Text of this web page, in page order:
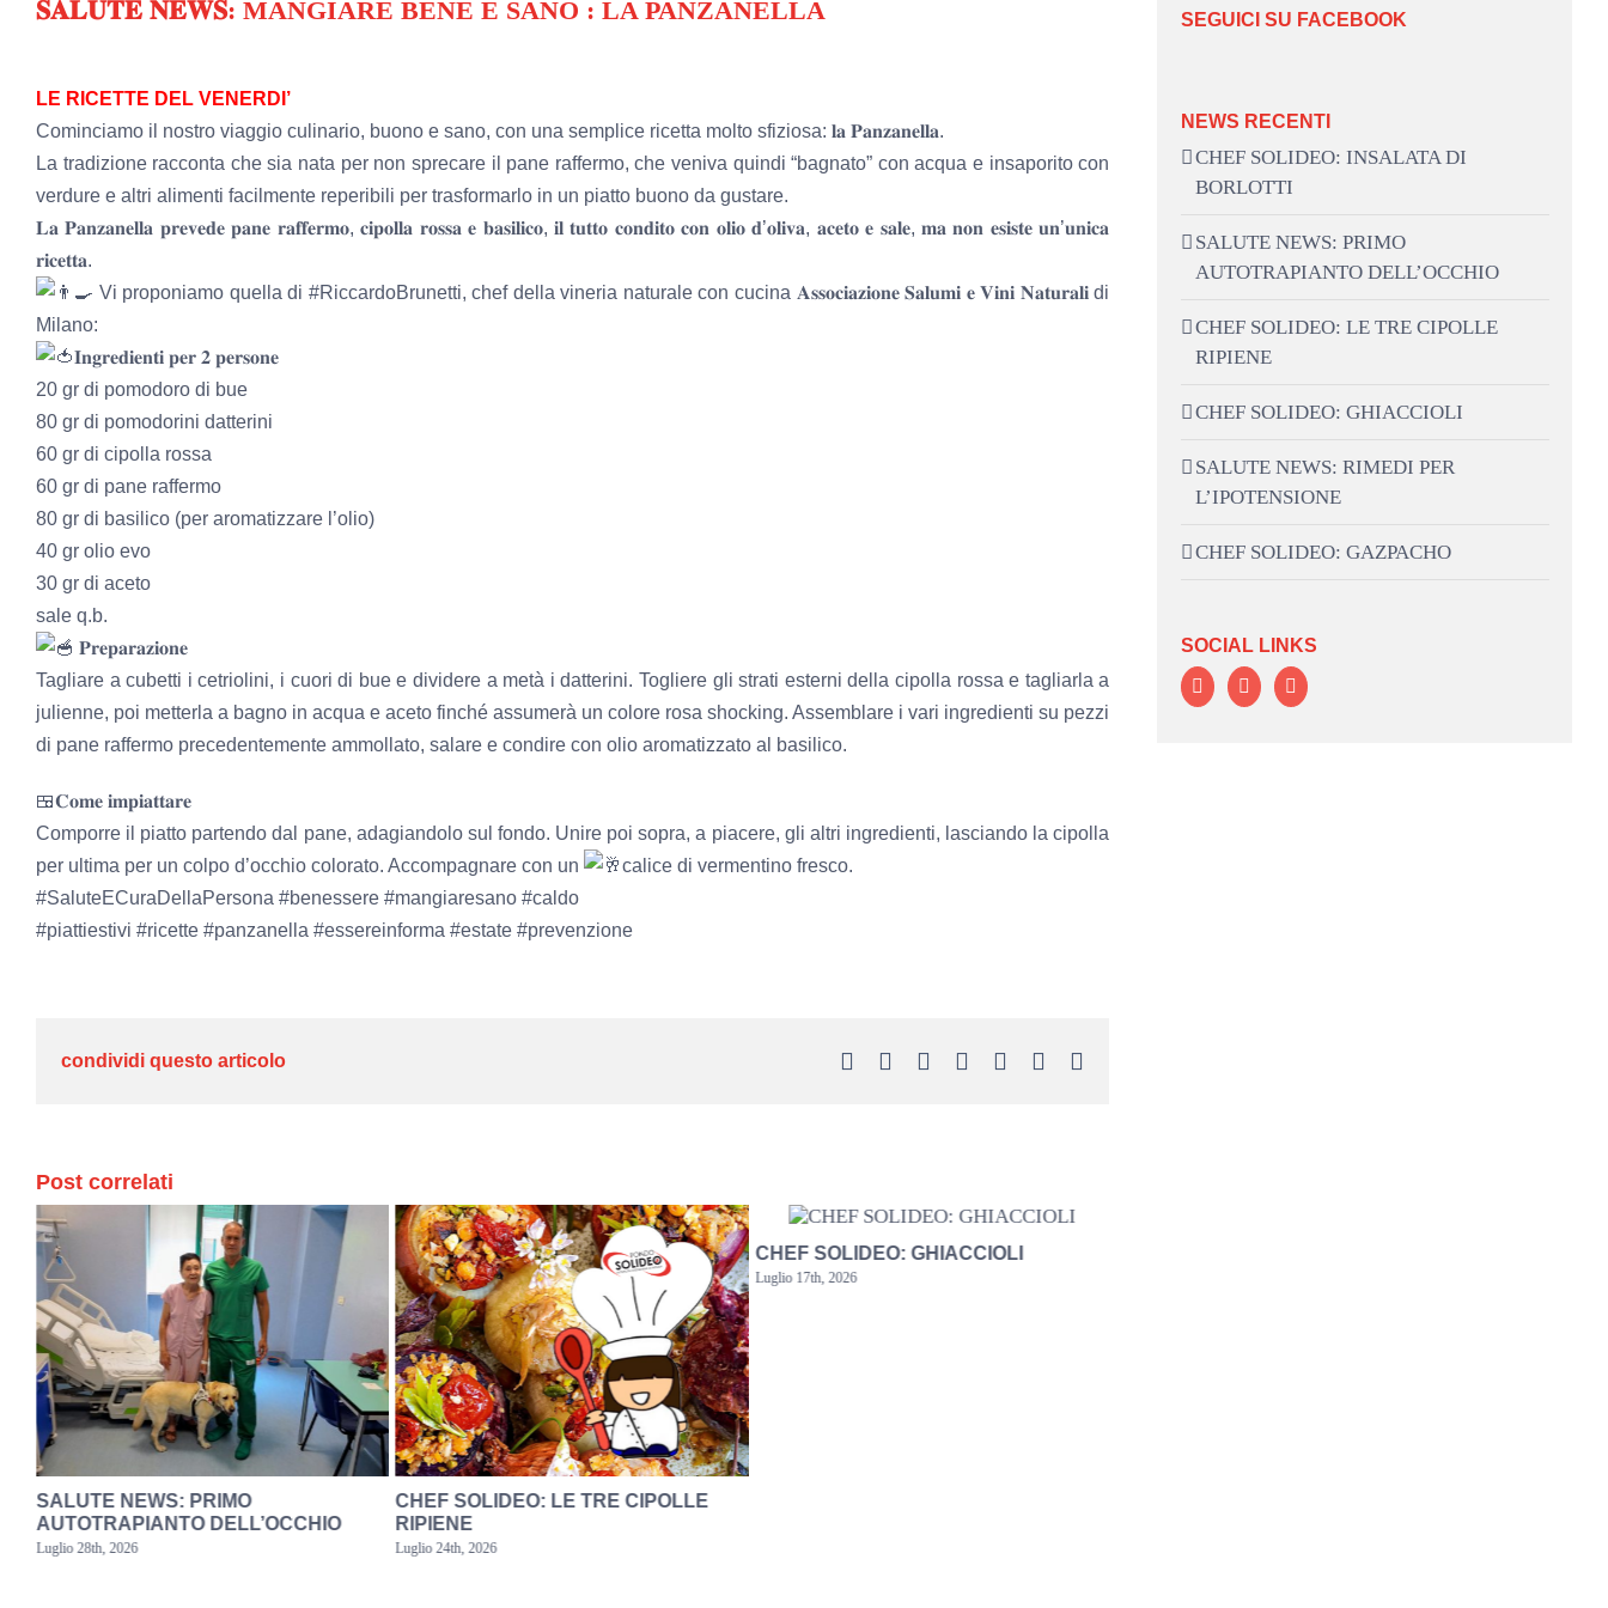
𝐒𝐀𝐋𝐔𝐓𝐄 𝐍𝐄𝐖𝐒: MANGIARE BENE E SANO : LA PANZANELLA
LE RICETTE DEL VENERDI’
Cominciamo il nostro viaggio culinario, buono e sano, con una semplice ricetta molto sfiziosa: 𝐥𝐚 𝐏𝐚𝐧𝐳𝐚𝐧𝐞𝐥𝐥𝐚.
La tradizione racconta che sia nata per non sprecare il pane raffermo, che veniva quindi “bagnato” con acqua e insaporito con
verdure e altri alimenti facilmente reperibili per trasformarlo in un piatto buono da gustare.
𝐋𝐚 𝐏𝐚𝐧𝐳𝐚𝐧𝐞𝐥𝐥𝐚 𝐩𝐫𝐞𝐯𝐞𝐝𝐞 𝐩𝐚𝐧𝐞 𝐫𝐚𝐟𝐟𝐞𝐫𝐦𝐨, 𝐜𝐢𝐩𝐨𝐥𝐥𝐚 𝐫𝐨𝐬𝐬𝐚 𝐞 𝐛𝐚𝐬𝐢𝐥𝐢𝐜𝐨, 𝐢𝐥 𝐭𝐮𝐭𝐭𝐨 𝐜𝐨𝐧𝐝𝐢𝐭𝐨 𝐜𝐨𝐧 𝐨𝐥𝐢𝐨 𝐝’𝐨𝐥𝐢𝐯𝐚, 𝐚𝐜𝐞𝐭𝐨 𝐞 𝐬𝐚𝐥𝐞, 𝐦𝐚 𝐧𝐨𝐧 𝐞𝐬𝐢𝐬𝐭𝐞 𝐮𝐧’𝐮𝐧𝐢𝐜𝐚
𝐫𝐢𝐜𝐞𝐭𝐭𝐚.
Vi proponiamo quella di #RiccardoBrunetti, chef della vineria naturale con cucina 𝐀𝐬𝐬𝐨𝐜𝐢𝐚𝐳𝐢𝐨𝐧𝐞 𝐒𝐚𝐥𝐮𝐦𝐢 𝐞 𝐕𝐢𝐧𝐢 𝐍𝐚𝐭𝐮𝐫𝐚𝐥𝐢 di
Milano:
𝐈𝐧𝐠𝐫𝐞𝐝𝐢𝐞𝐧𝐭𝐢 𝐩𝐞𝐫 𝟐 𝐩𝐞𝐫𝐬𝐨𝐧𝐞
20 gr di pomodoro di bue
80 gr di pomodorini datterini
60 gr di cipolla rossa
60 gr di pane raffermo
80 gr di basilico (per aromatizzare l’olio)
40 gr olio evo
30 gr di aceto
sale q.b.
𝐏𝐫𝐞𝐩𝐚𝐫𝐚𝐳𝐢𝐨𝐧𝐞
Tagliare a cubetti i cetriolini, i cuori di bue e dividere a metà i datterini. Togliere gli strati esterni della cipolla rossa e tagliarla a
julienne, poi metterla a bagno in acqua e aceto finché assumerà un colore rosa shocking. Assemblare i vari ingredienti su pezzi
di pane raffermo precedentemente ammollato, salare e condire con olio aromatizzato al basilico.
🍱𝐂𝐨𝐦𝐞 𝐢𝐦𝐩𝐢𝐚𝐭𝐭𝐚𝐫𝐞
Comporre il piatto partendo dal pane, adagiandolo sul fondo. Unire poi sopra, a piacere, gli altri ingredienti, lasciando la cipolla
per ultima per un colpo d’occhio colorato. Accompagnare con un
calice di vermentino fresco.
#SaluteECuraDellaPersona #benessere #mangiaresano #caldo
#piattiestivi #ricette #panzanella #essereinforma #estate #prevenzione
condividi questo articolo Facebook LinkedInWhatsApp
TelegramPinterest
Post correlati
SALUTE NEWS: PRIMO
AUTOTRAPIANTO DELL’OCCHIO
Luglio 28th, 2026
CHEF SOLIDEO: LE TRE CIPOLLE
RIPIENE
Luglio 24th, 2026
CHEF SOLIDEO: GHIACCIOLI
Luglio 17th, 2026
SEGUICI SU FACEBOOK
NEWS RECENTI
CHEF SOLIDEO: INSALATA DI
BORLOTTI
SALUTE NEWS: PRIMO
AUTOTRAPIANTO DELL’OCCHIO
CHEF SOLIDEO: LE TRE CIPOLLE
RIPIENE
CHEF SOLIDEO: GHIACCIOLI
SALUTE NEWS: RIMEDI PER
L’IPOTENSIONE
CHEF SOLIDEO: GAZPACHO
SOCIAL LINKS